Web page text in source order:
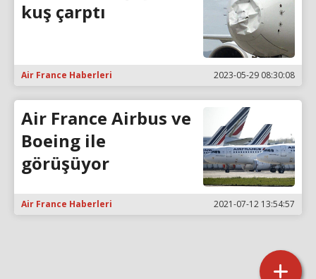
kuş çarptı
Air France Haberleri 2023-05-29 08:30:08
Air France Airbus ve
Boeing ile
görüşüyor
Air France Haberleri 2021-07-12 13:54:57